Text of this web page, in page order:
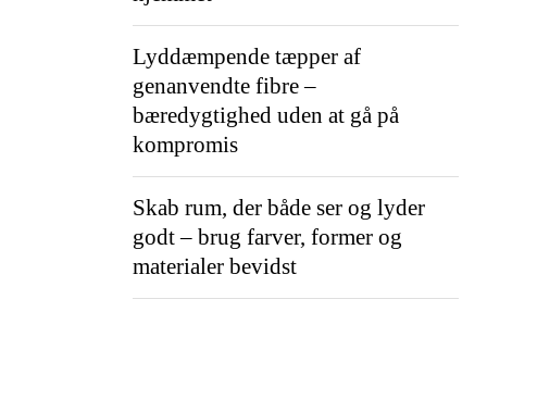
Lyddæmpende tæpper af
genanvendte fibre –
bæredygtighed uden at gå på
kompromis
Skab rum, der både ser og lyder
godt – brug farver, former og
materialer bevidst